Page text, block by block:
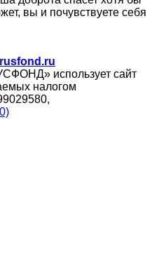
вы и почувствуете себя
использует сайт
налогом